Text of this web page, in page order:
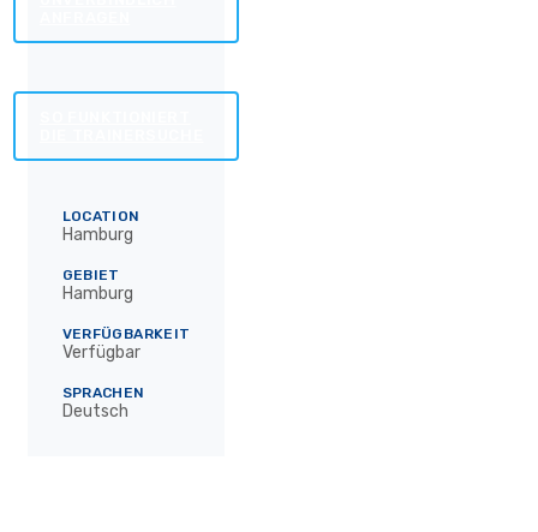
LOCATION
Hamburg
GEBIET
Hamburg
VERFÜGBARKEIT
Verfügbar
SPRACHEN
Deutsch